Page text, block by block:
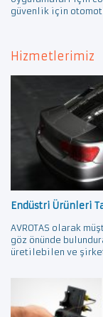
güvenlik için
Hizmetlerimiz
Endüstri Ürünleri
AVROTAS olarak
göz önünde
üretilebilen ve